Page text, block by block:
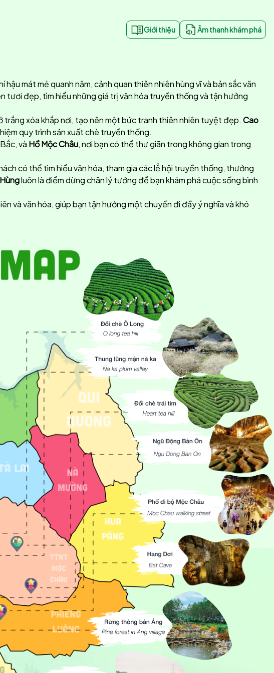
Giới thiệu Âm thanh khám phá
mát mẻ quanh năm, cảnh quan thiên nhiên hùng vĩ và bản sắc văn
tươi đẹp, tìm hiểu những giá trị văn hóa truyền thống và tận hưởng
trắng xóa khắp nơi, tạo nên một bức tranh thiên nhiên tuyệt đẹp. Cao
quy trình sản xuất chè truyền thống.
và Hồ Mộc Châu, nơi bạn có thể thư giãn trong không gian trong
có thể tìm hiểu văn hóa, tham gia các lễ hội truyền thống, thưởng
luôn là điểm dừng chân lý tưởng để bạn khám phá cuộc sống bình
và văn hóa, giúp bạn tận hưởng một chuyến đi đầy ý nghĩa và khó